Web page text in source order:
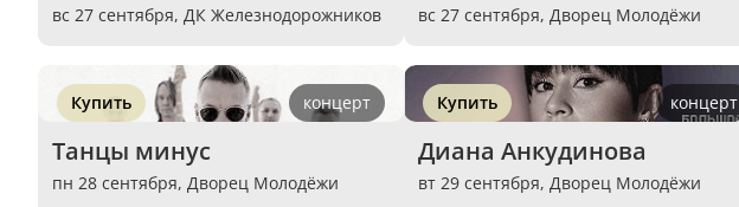
вс 27 сентября, ДК Железнодорожников вс 27 сентября,Дворец Молодёжи
Купить концерт
Танцы минус
пн 28 сентября, Дворец Молодёжи
Купить концерт
Диана Анкудинова
вт 29 сентября,Дворец Молодёжи